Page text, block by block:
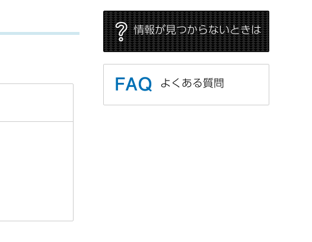
情報が見つからないときは
よくある質問